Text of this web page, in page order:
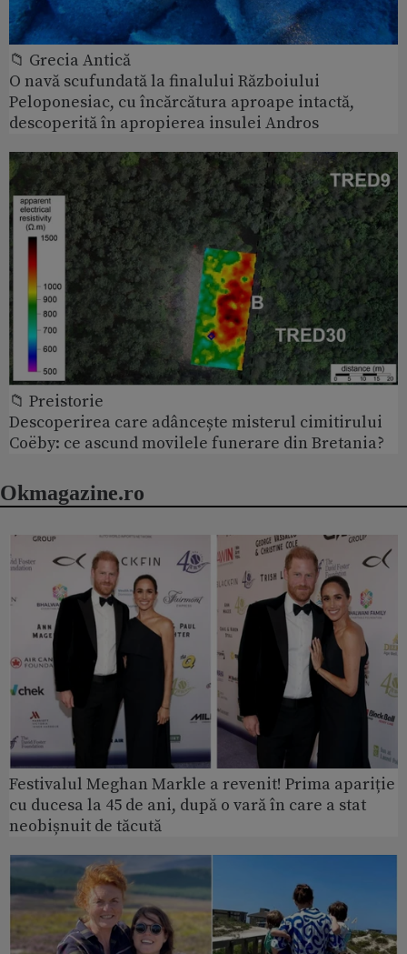
📁 Grecia Antică
O navă scufundată la finalului Războiului
Peloponesiac, cu încărcătura aproape intactă,
descoperită în apropierea insulei Andros
📁 Preistorie
Descoperirea care adâncește misterul cimitirului
Coëby: ce ascund movilele funerare din Bretania?
Okmagazine.ro
Festivalul Meghan Markle a revenit! Prima apariție
cu ducesa la 45 de ani, după o vară în care a stat
neobișnuit de tăcută